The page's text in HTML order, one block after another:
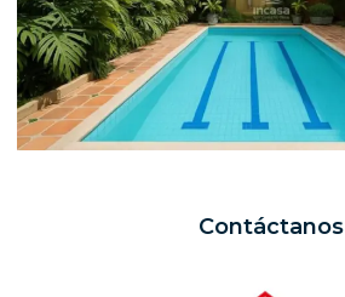
Contáctanos